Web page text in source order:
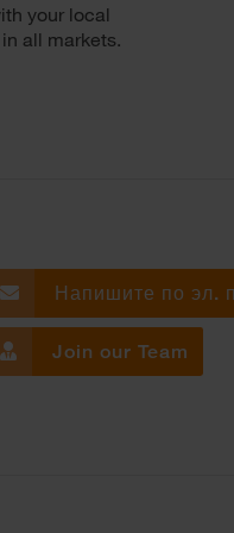
your local
all markets.
Напишите по эл.
Join our Team